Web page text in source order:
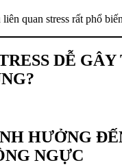
quan stress rất phổ
DỄ
HƯỞNG
NGỰC